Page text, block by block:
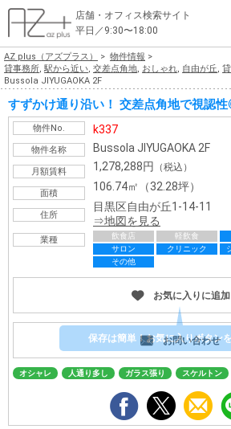
店舗・オフィス検索サイト
平日／9:30〜18:00
物件総合検索
エリアで探す
業種で探す
広さで探す
賃料から探す
こだわりで探す
店舗・オフィス物件を探す
テナントビルオーナー様へ
店舗・オフィスの内装会社を探す
AZ plus（アズプラス）
物件情報
貸事務所, 駅から近い, 交差点角地, おしゃれ, 自由が丘,
Bussola JIYUGAOKA 2F
すずかけ通り沿い！ 交差点角地で視認
物件No. k337
物件名称 Bussola JIYUGAOKA 2F
月額賃料 1,278,288円 （税込）
面積
106.74㎡（32.28坪）
住所
目黒区自由が丘1-14-11
地図を見る
業種 飲食店 軽飲食
サロン
クリニック
その他
お気に入りに追加
保存は簡単！お気に入りボタン
お問い合わせ
オシャレ 人通り多し ガラス張り スケルトン